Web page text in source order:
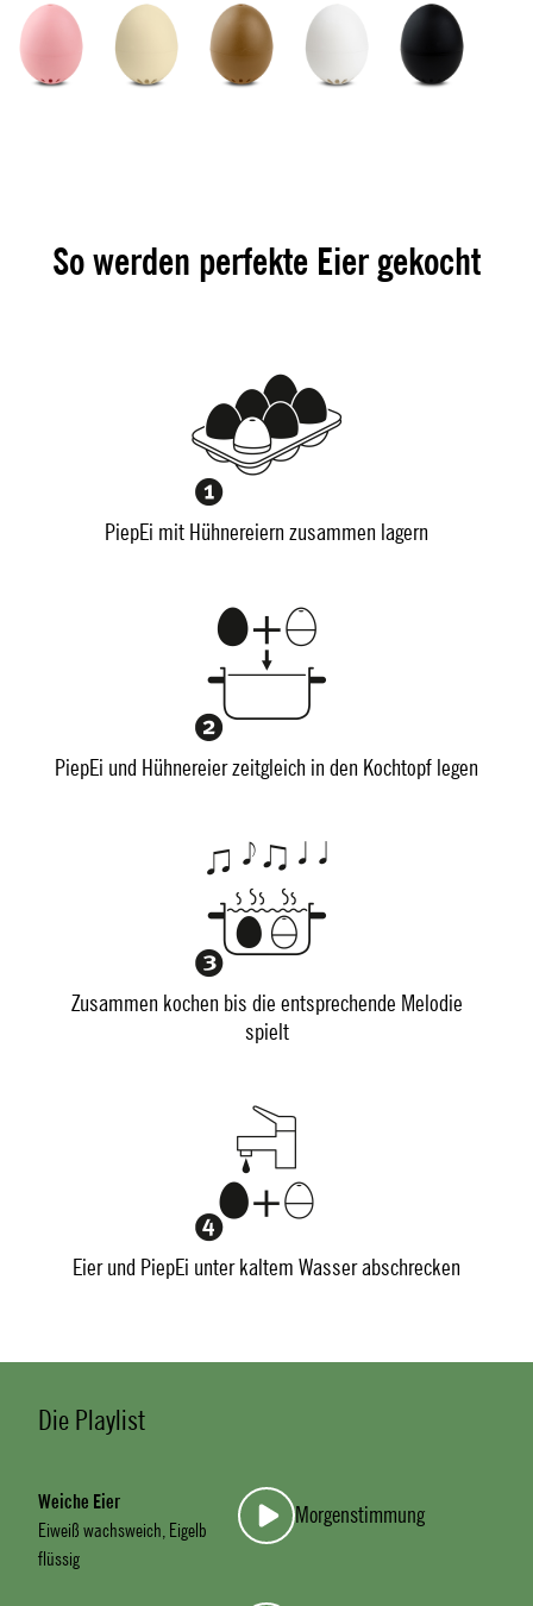
So werden perfekte Eier gekocht
PiepEi mit Hühnereiern zusammen lagern
PiepEi und Hühnereier zeitgleich in den Kochtopf legen
Zusammen kochen bis die entsprechende Melodie
spielt
Eier und PiepEi unter kaltem Wasser abschrecken
Die Playlist
Weiche Eier
Eiweiß wachsweich, Eigelb
flüssig
Morgenstimmung